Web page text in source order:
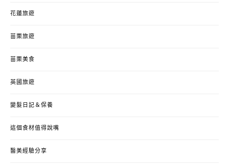
花蓮旅遊
苗栗旅遊
苗栗美食
英國旅遊
變髮日記＆保養
這個食材值得說嘴
醫美經驗分享